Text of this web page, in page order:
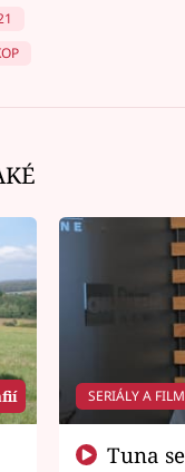
SERIÁLY A